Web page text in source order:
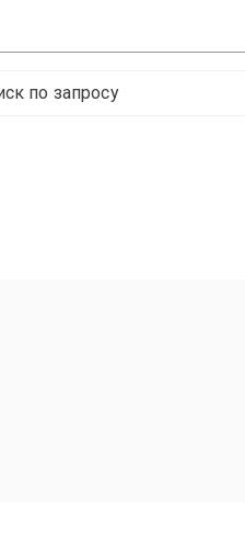
по запросу